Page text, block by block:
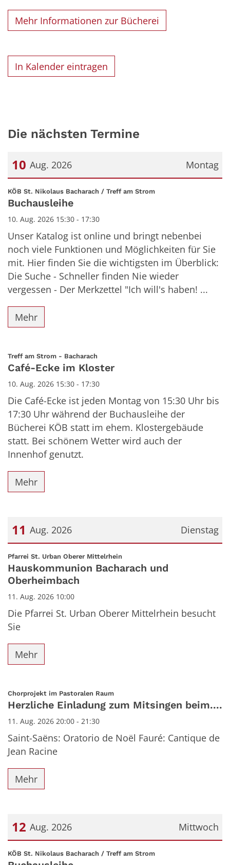
Mehr Informationen zur Bücherei
In Kalender eintragen
Die nächsten Termine
Montag
10 Aug. 2026
Datum: 10. August 2026
KÖB St. Nikolaus Bacharach / Treff am Strom:
Buchausleihe
10. Aug. 2026 15:30 - 17:30
Unser Katalog ist online und bringt nebenbei
noch viele Funktionen und Möglichkeiten für Sie
mit. Hier finden Sie die wichtigsten im Überblick:
Die Suche - Schneller finden Nie wieder
vergessen - Der Merkzettel "Ich will's haben! ...
Mehr
Treff am Strom - Bacharach
Café-Ecke im Kloster
10. Aug. 2026 15:30 - 17:30
Die Café-Ecke ist jeden Montag von 15:30 Uhr bis
17:30 Uhr während der Buchausleihe der
Bücherei KÖB statt im ehem. Klostergebäude
statt. Bei schönem Wetter wird auch der
Innenhof genutzt.
Mehr
Dienstag
11 Aug. 2026
Datum: 11. August 2026
Pfarrei St. Urban Oberer Mittelrhein
Hauskommunion Bacharach und
Oberheimbach
11. Aug. 2026 10:00
Die Pfarrei St. Urban Oberer Mittelrhein besucht
Sie
Mehr
Chorprojekt im Pastoralen Raum:
Herzliche Einladung zum Mitsingen beim....
11. Aug. 2026 20:00 - 21:30
Saint-Saëns: Oratorio de Noël Fauré: Cantique de
Jean Racine
Mehr
Mittwoch
12 Aug. 2026
Datum: 12. August 2026
KÖB St. Nikolaus Bacharach / Treff am Strom: